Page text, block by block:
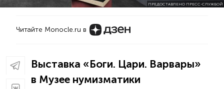
ПРЕДОСТАВЛЕНО ПРЕСС-СЛУЖБОЙ
Читайте Monocle.ru в
Выставка «Боги. Цари. Варвары»
в Музее нумизматики